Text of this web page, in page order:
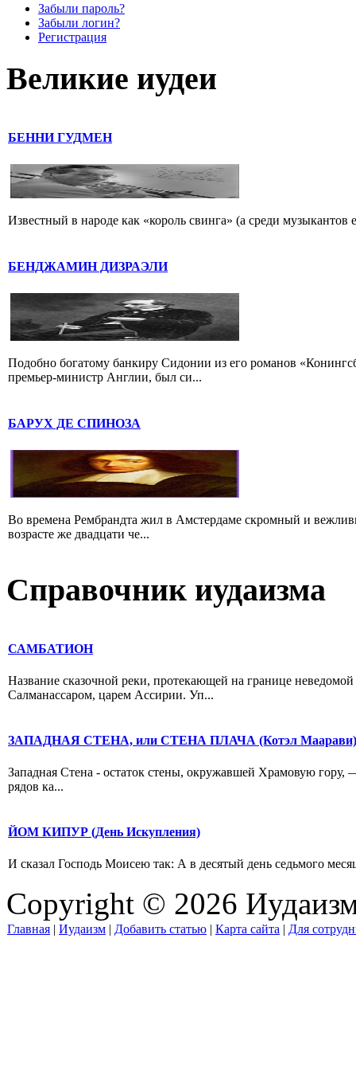
Забыли пароль?
Забыли логин?
Регистрация
Великие иудеи
БЕННИ ГУДМЕН
Известный в народе как «король свинга» (а среди
БЕНДЖАМИН ДИЗРАЭЛИ
Подобно богатому банкиру Сидонии из его романов
премьер-министр Англии, был си...
БАРУХ ДЕ СПИНОЗА
Во времена Рембрандта жил в Амстердаме скромный и
возрасте же двадцати че...
Справочник иудаизма
САМБАТИОН
Название сказочной реки, протекающей на границе
Салманассаром, царем Ассирии. Уп...
ЗАПАДНАЯ СТЕНА, или СТЕНА ПЛАЧА (Котэл Маарави)
Западная Стена - остаток стены, окружавшей Храмовую гору,
рядов ка...
ЙОМ КИПУР (День Искупления)
И сказал Господь Моисею так: А в десятый день седьмого
Copyright © 2026
Главная | Иудаизм | Добавить статью | Карта сайта | Для